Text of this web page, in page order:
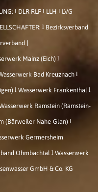
l DLR RLPl LLH l LVG
l Bezirksverband
Mainz (Eich)l
Bad Kreuznach l
l Wasserwerk Frankenthal l
Ramstein (Ramstein-
(Bärweiler Nahe-Glan)l
Germersheim
Ohmbachtal l Wasserwerk
GmbH & Co. KG